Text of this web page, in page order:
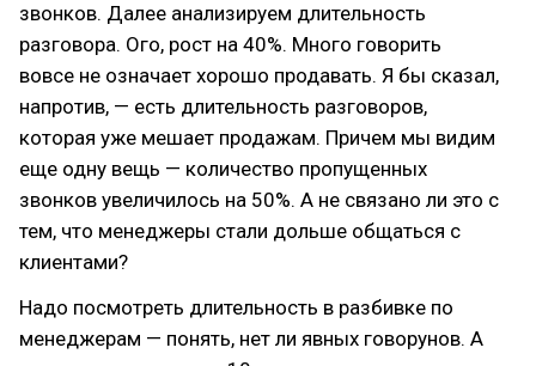
звонков. Далее анализируем длительность
разговора. Ого, рост на 40%. Много говорить
вовсе не означает хорошо продавать. Я бы сказал,
напротив, — есть длительность разговоров,
которая уже мешает продажам. Причем мы видим
еще одну вещь — количество пропущенных
звонков увеличилось на 50%. А не связано ли это с
тем, что менеджеры стали дольше общаться с
клиентами?
Надо посмотреть длительность в разбивке по
менеджерам — понять, нет ли явных говорунов. А